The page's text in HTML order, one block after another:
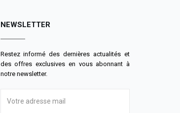
NEWSLETTER
Restez informé des dernières actualités et
des offres exclusives en vous abonnant à
notre newsletter.